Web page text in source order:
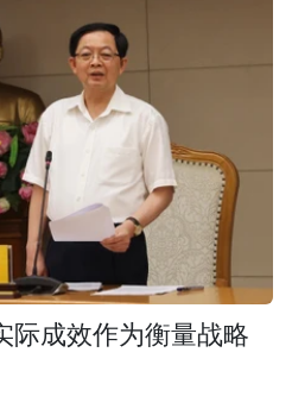
际成效作为衡量战略